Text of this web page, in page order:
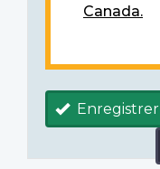
Canada.